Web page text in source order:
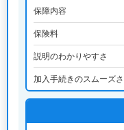
保障内容
保険料
説明のわかりやすさ
加入手続きのスムーズさ